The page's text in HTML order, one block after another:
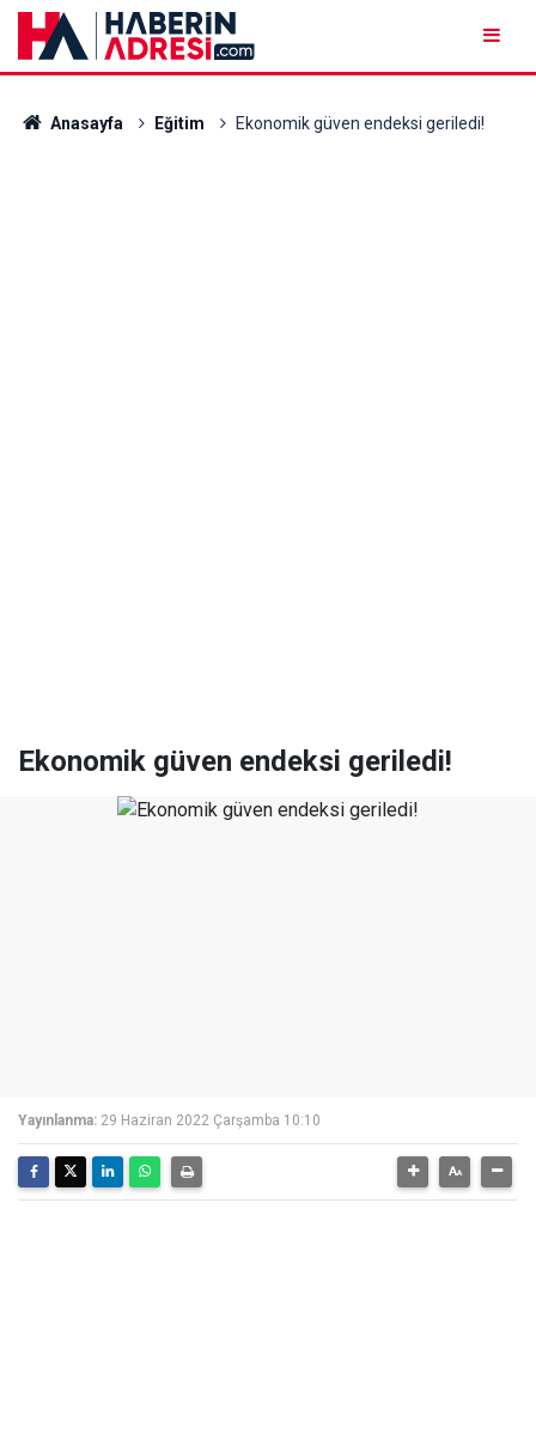
Anasayfa Eğitim Ekonomik güven endeksi geriledi!
Ekonomik güven endeksi geriledi!
Yayınlanma: 29 Haziran 2022 Çarşamba 10:10